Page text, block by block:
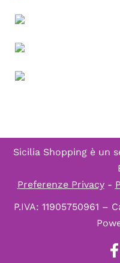
Sicilia Shopping è un
Preferenze Privacy-
P.IVA: 11905750961 –